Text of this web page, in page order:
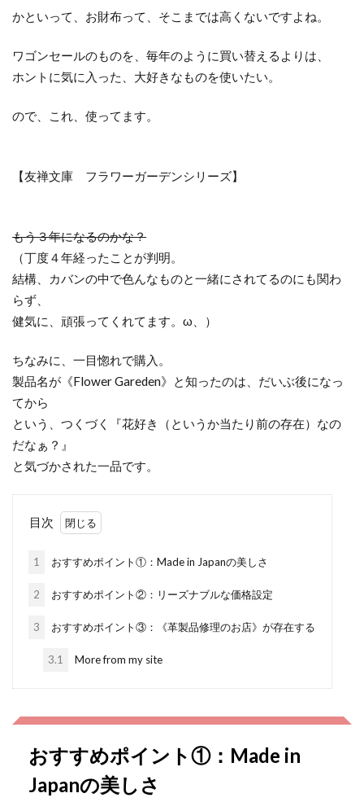
かといって、お財布って、そこまでは高くないですよね。
ワゴンセールのものを、毎年のように買い替えるよりは、
ホントに気に入った、大好きなものを使いたい。
ので、これ、使ってます。
【友禅文庫 フラワーガーデンシリーズ】
もう３年になるのかな？
（丁度４年経ったことが判明。
結構、カバンの中で色んなものと一緒にされてるのにも関わ
らず、
健気に、頑張ってくれてます。ω、）
ちなみに、一目惚れで購入。
製品名が《Flower Gareden》と知ったのは、だいぶ後になっ
てから
という、つくづく『花好き（というか当たり前の存在）なの
だなぁ？』
と気づかされた一品です。
目次
1 おすすめポイント①：Made in Japanの美しさ
2 おすすめポイント②：リーズナブルな価格設定
3 おすすめポイント③：《革製品修理のお店》が存在する
3.1 More from my site
おすすめポイント①：Made in
Japanの美しさ